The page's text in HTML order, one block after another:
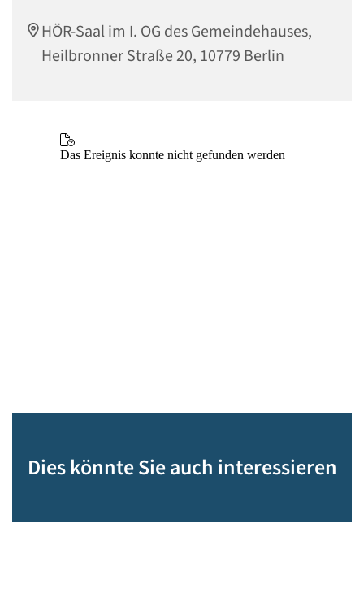
HÖR-Saal im I. OG des Gemeindehauses,
Heilbronner Straße 20, 10779 Berlin
Dies könnte Sie auch interessieren